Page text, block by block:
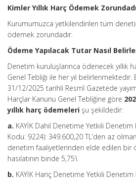
Kimler Yıllık Harç Ödemek
Kurumumuzca yetkilendirilen tüm
ödemek zorundadır.
Ödeme Yapılacak Tutar Nasıl
Denetim kuruluşlarınca ödenecek yıllık
Genel Tebliği ile her yıl
31/12/2025 tarihli Resmî Gazetede
Harçlar Kanunu Genel Tebliğine göre
yıllık harç ödemeleri şu şekildedir:
a. KAYİK Dahil Denetime Yetkili Denetim
Kodu: 9224): 349.600,20 TL’den az
denetim faaliyetlerinden elde edilen bir
hasılatının binde 5,75’i.
b. KAYİK Hariç Denetime Yetkili Denetim